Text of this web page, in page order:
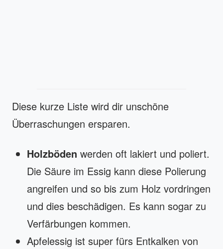
Diese kurze Liste wird dir unschöne
Überraschungen ersparen.
Holzböden werden oft lakiert und poliert.
Die Säure im Essig kann diese Polierung
angreifen und so bis zum Holz vordringen
und dies beschädigen. Es kann sogar zu
Verfärbungen kommen.
Apfelessig ist super fürs Entkalken von